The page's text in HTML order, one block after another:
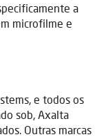
a
microfilme e
e todos os
sob, Axalta
Outras marcas